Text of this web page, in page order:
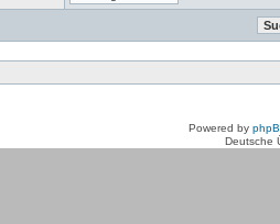
Powered by
Deutsche